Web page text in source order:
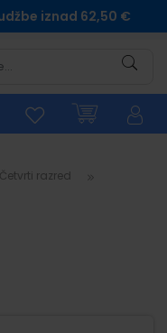
iznad 62,50 €
Četvrti razred